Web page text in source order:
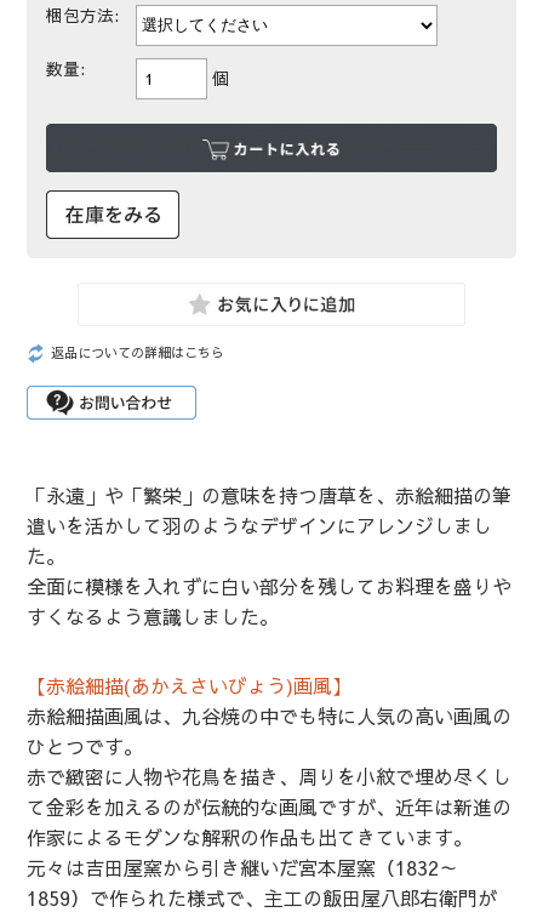
梱包方法:
数量: 個
返品についての詳細はこちら
「永遠」や「繁栄」の意味を持つ唐草を、赤絵細描の筆
遣いを活かして羽のようなデザインにアレンジしまし
た。
全面に模様を入れずに白い部分を残してお料理を盛りや
すくなるよう意識しました。
【赤絵細描(あかえさいびょう)画風】
赤絵細描画風は、九谷焼の中でも特に人気の高い画風の
ひとつです。
赤で緻密に人物や花鳥を描き、周りを小紋で埋め尽くし
て金彩を加えるのが伝統的な画風ですが、近年は新進の
作家によるモダンな解釈の作品も出てきています。
元々は吉田屋窯から引き継いだ宮本屋窯（1832～
1859）で作られた様式で、主工の飯田屋八郎右衛門が